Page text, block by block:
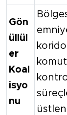
Gön
üllül
er
Koal
isyo
nu